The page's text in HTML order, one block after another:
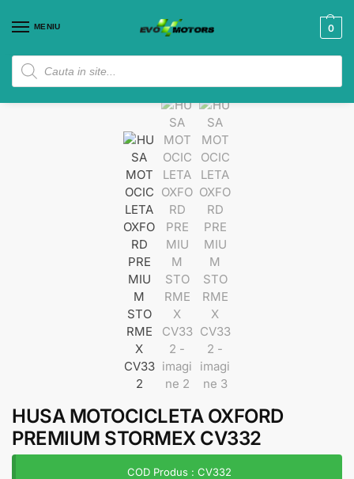
MENIU 0
HUSA MOTOCICLETA OXFORD
PREMIUM STORMEX CV332
COD Produs : CV332